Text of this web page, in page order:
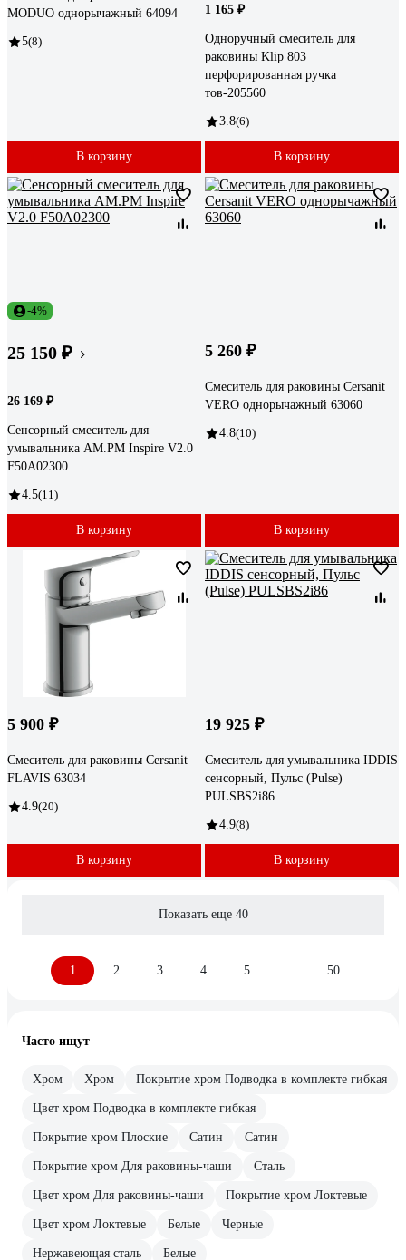
MODUO однорычажный 64094
5(8)
В корзину
1 165 ₽
Одноручный смеситель для
раковины Klip 803
перфорированная ручка
тов-205560
3.8(6)
В корзину
-4%
25 150 ₽
26 169 ₽
Сенсорный смеситель для
умывальника AM.PM Inspire V2.0
F50A02300
4.5(11)
В корзину
5 260 ₽
Смеситель для раковины Cersanit
VERO однорычажный 63060
4.8(10)
В корзину
5 900 ₽
Смеситель для раковины Cersanit
FLAVIS 63034
4.9(20)
В корзину
19 925 ₽
Смеситель для умывальника IDDIS
сенсорный, Пульс (Pulse)
PULSBS2i86
4.9(8)
В корзину
Показать еще 40
1 2 3 4 5 50
Часто ищут
Хром Хром Покрытие хром Подводка в комплекте гибкая
Цвет хром Подводка в комплекте гибкая
Покрытие хром Плоские Сатин Сатин
Покрытие хром Для раковины-чаши Сталь
Цвет хром Для раковины-чаши Покрытие хром Локтевые
Цвет хром Локтевые Белые Черные
Нержавеющая сталь Белые